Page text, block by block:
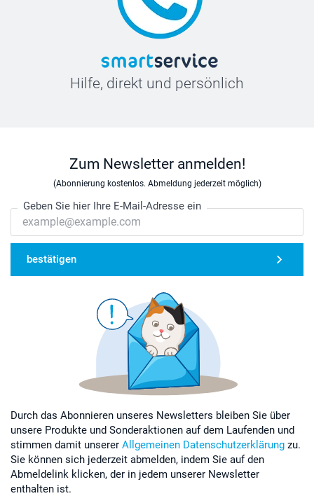
Hilfe, direkt und persönlich
Zum Newsletter anmelden!
(Abonnierung kostenlos. Abmeldung jederzeit möglich)
Geben Sie hier Ihre E-Mail-Adresse ein
bestätigen
Durch das Abonnieren unseres Newsletters bleiben Sie über
unsere Produkte und Sonderaktionen auf dem Laufenden und
stimmen damit unserer Allgemeinen Datenschutzerklärung zu.
Sie können sich jederzeit abmelden, indem Sie auf den
Abmeldelink klicken, der in jedem unserer Newsletter
enthalten ist.